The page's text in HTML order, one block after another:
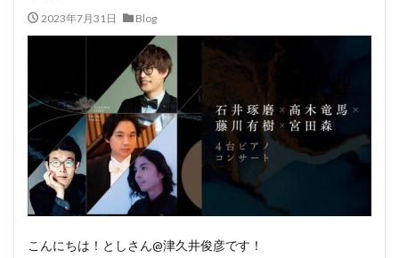
2023年7月31日 Blog
こんにちは！としさん@津久井俊彦です！